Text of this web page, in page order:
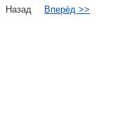
Назад Вперёд >>